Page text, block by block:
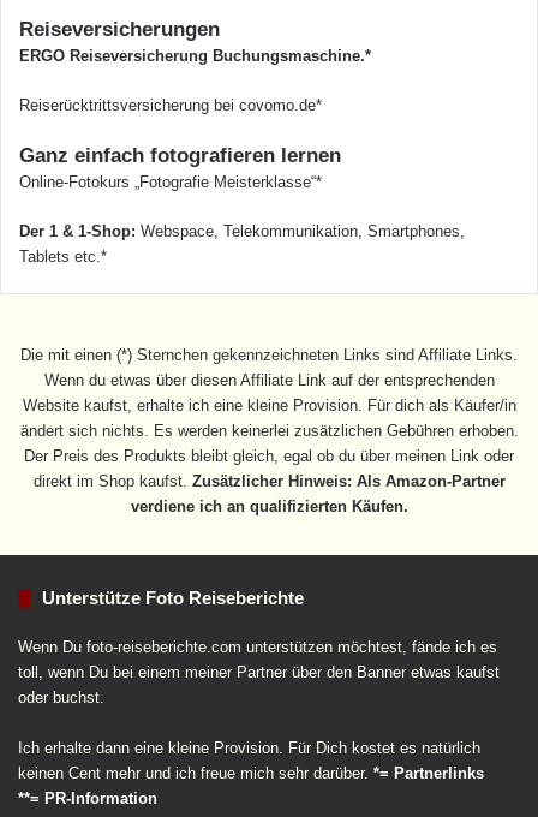
Reiseversicherungen
ERGO Reiseversicherung Buchungsmaschine.*
Reiserücktrittsversicherung bei covomo.de*
Ganz einfach fotografieren lernen
Online-Fotokurs „Fotografie Meisterklasse“*
Der 1 & 1-Shop: Webspace, Telekommunikation, Smartphones,
Tablets etc.*
Die mit einen (*) Sternchen gekennzeichneten Links sind Affiliate Links.
Wenn du etwas über diesen Affiliate Link auf der entsprechenden
Website kaufst, erhalte ich eine kleine Provision. Für dich als Käufer/in
ändert sich nichts. Es werden keinerlei zusätzlichen Gebühren erhoben.
Der Preis des Produkts bleibt gleich, egal ob du über meinen Link oder
direkt im Shop kaufst. Zusätzlicher Hinweis: Als Amazon-Partner
verdiene ich an qualifizierten Käufen.
Unterstütze Foto Reiseberichte
Wenn Du foto-reiseberichte.com unterstützen möchtest, fände ich es
toll, wenn Du bei einem meiner Partner über den Banner etwas kaufst
oder buchst.
Ich erhalte dann eine kleine Provision. Für Dich kostet es natürlich
keinen Cent mehr und ich freue mich sehr darüber. *= Partnerlinks
**= PR-Information